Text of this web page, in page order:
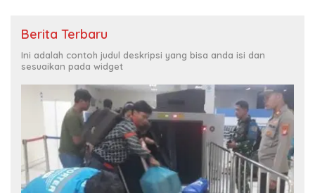
Berita Terbaru
Ini adalah contoh judul deskripsi yang bisa anda isi dan
sesuaikan pada widget